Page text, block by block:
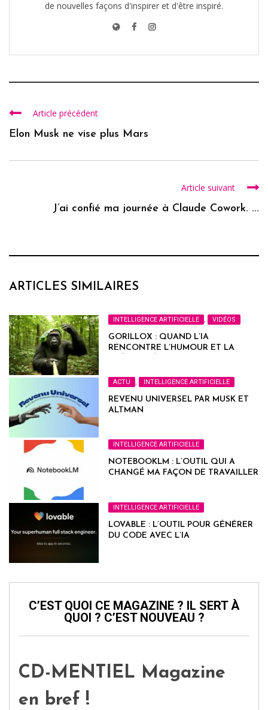
de nouvelles façons d'inspirer et d'être inspiré.
Article précédent
Elon Musk ne vise plus Mars
Article suivant
J’ai confié ma journée à Claude Cowork. ...
ARTICLES SIMILAIRES
INTELLIGENCE ARTIFICIELLE VIDÉOS
GORILLOX : QUAND L’IA
RENCONTRE L’HUMOUR ET LA
ACTU , INTELLIGENCE ARTIFICIELLE
REVENU UNIVERSEL PAR MUSK ET
ALTMAN
INTELLIGENCE ARTIFICIELLE
NOTEBOOKLM : L’OUTIL QUI A
CHANGÉ MA FAÇON DE TRAVAILLER
INTELLIGENCE ARTIFICIELLE
LOVABLE : L’OUTIL POUR GÉNÉRER
DU CODE AVEC L’IA
C’EST QUOI CE MAGAZINE ? IL SERT À
QUOI ? C’EST NOUVEAU ?
CD-MENTIEL Magazine
en bref !